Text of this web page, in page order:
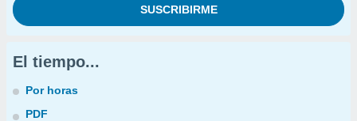
El tiempo...
Por horas
PDF